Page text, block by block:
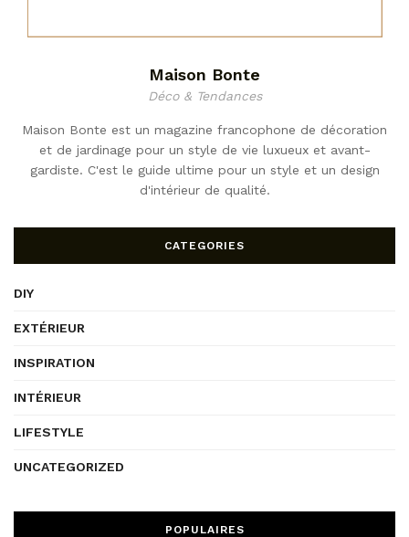
Maison Bonte
Déco & Tendances
Maison Bonte est un magazine francophone de décoration
et de jardinage pour un style de vie luxueux et avant-
gardiste. C'est le guide ultime pour un style et un design
d'intérieur de qualité.
CATEGORIES
DIY
EXTÉRIEUR
INSPIRATION
INTÉRIEUR
LIFESTYLE
UNCATEGORIZED
POPULAIRES